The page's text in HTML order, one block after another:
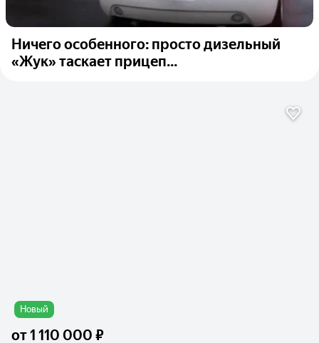
Ничего особенного: просто дизельный
«Жук» таскает прицеп...
Новый
от1 110 000 ₽